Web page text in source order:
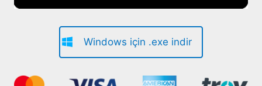
Windows için .exe indir